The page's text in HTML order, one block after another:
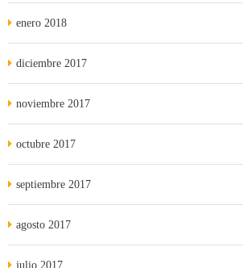
enero 2018
diciembre 2017
noviembre 2017
octubre 2017
septiembre 2017
agosto 2017
julio 2017